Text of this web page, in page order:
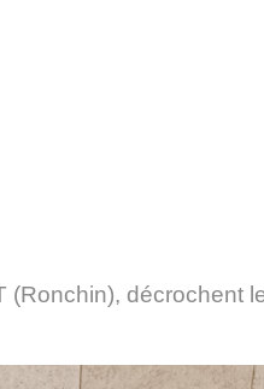
décrochent